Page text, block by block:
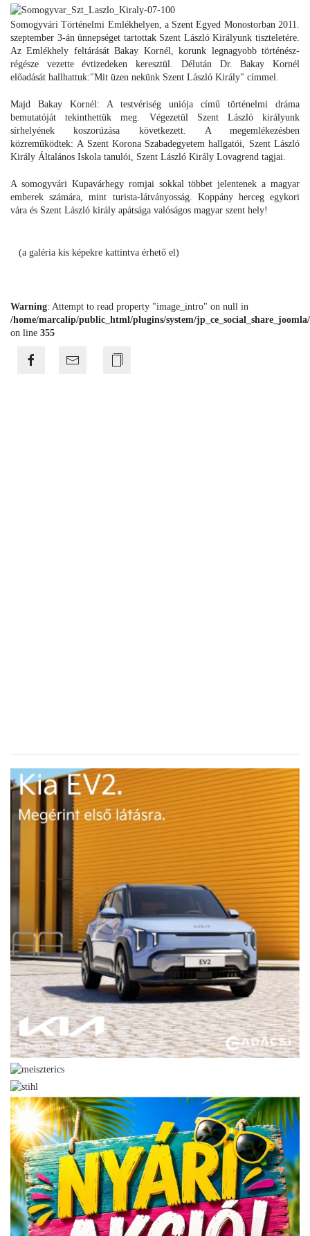
Somogyvári Történelmi Emlékhelyen, a Szent Egyed Monostorban 2011.
szeptember 3-án ünnepséget tartottak Szent László Királyunk tiszteletére.
Az Emlékhely feltárását Bakay Kornél, korunk legnagyobb történész-
régésze vezette évtizedeken keresztül. Délután Dr. Bakay Kornél
előadását hallhattuk:"Mit üzen nekünk Szent László Király" címmel.
Majd Bakay Kornél: A testvériség uniója című történelmi dráma
bemutatóját tekinthettük meg. Végezetül Szent László királyunk
sírhelyének koszorúzása következett. A megemlékezésben
közreműködtek: A Szent Korona Szabadegyetem hallgatói, Szent László
Király Általános Iskola tanulói, Szent László Király Lovagrend tagjai.
A somogyvári Kupavárhegy romjai sokkal többet jelentenek a magyar
emberek számára, mint turista-látványosság. Koppány herceg egykori
vára és Szent László király apátsága valóságos magyar szent hely!
(a galéria kis képekre kattintva érhető el)
Warning: Attempt to read property "image_intro" on null in
/home/marcalip/public_html/plugins/system/
on line 355